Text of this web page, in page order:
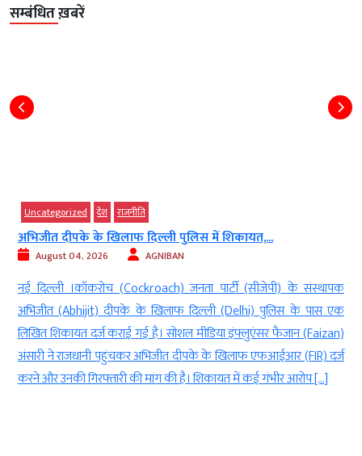
सम्बंधित ख़बरें
Uncategorized देश राजनीति
अभिजीत दीपके के खिलाफ दिल्ली पुलिस में शिकायत,...
August 04, 2026 AGNIBAN
नई दिल्ली ।कॉकरोच (Cockroach) जनता पार्टी (सीजेपी) के संस्थापक
अभिजीत (Abhijit) दीपके के खिलाफ दिल्ली (Delhi) पुलिस के पास एक
लिखित शिकायत दर्ज कराई गई है। सोशल मीडिया इंफ्लुएंसर फैजान (Faizan)
अंसारी ने राजधानी पहुंचकर अभिजीत दीपके के खिलाफ एफआईआर (FIR) दर्ज
करने और उनकी गिरफ्तारी की मांग की है। शिकायत में कई गंभीर आरोप […]